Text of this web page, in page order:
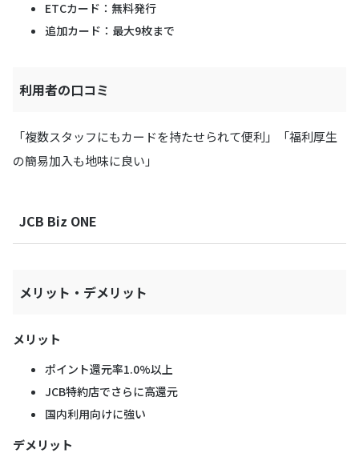
ETCカード：無料発行
追加カード：最大9枚まで
利用者の口コミ
「複数スタッフにもカードを持たせられて便利」「福利厚生
の簡易加入も地味に良い」
JCB Biz ONE
メリット・デメリット
メリット
ポイント還元率1.0%以上
JCB特約店でさらに高還元
国内利用向けに強い
デメリット